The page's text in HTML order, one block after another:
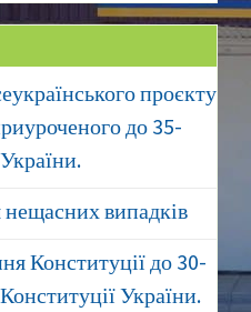
проєкту
до 35-
випадків
Конституції до 30-
України.